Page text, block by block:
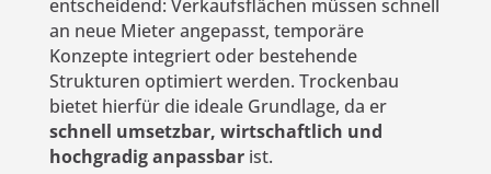
entscheidend: Verkaufsflächen müssen schnell
an neue Mieter angepasst, temporäre
Konzepte integriert oder bestehende
Strukturen optimiert werden. Trockenbau
bietet hierfür die ideale Grundlage, da er
schnell umsetzbar, wirtschaftlich und
hochgradig anpassbarist.